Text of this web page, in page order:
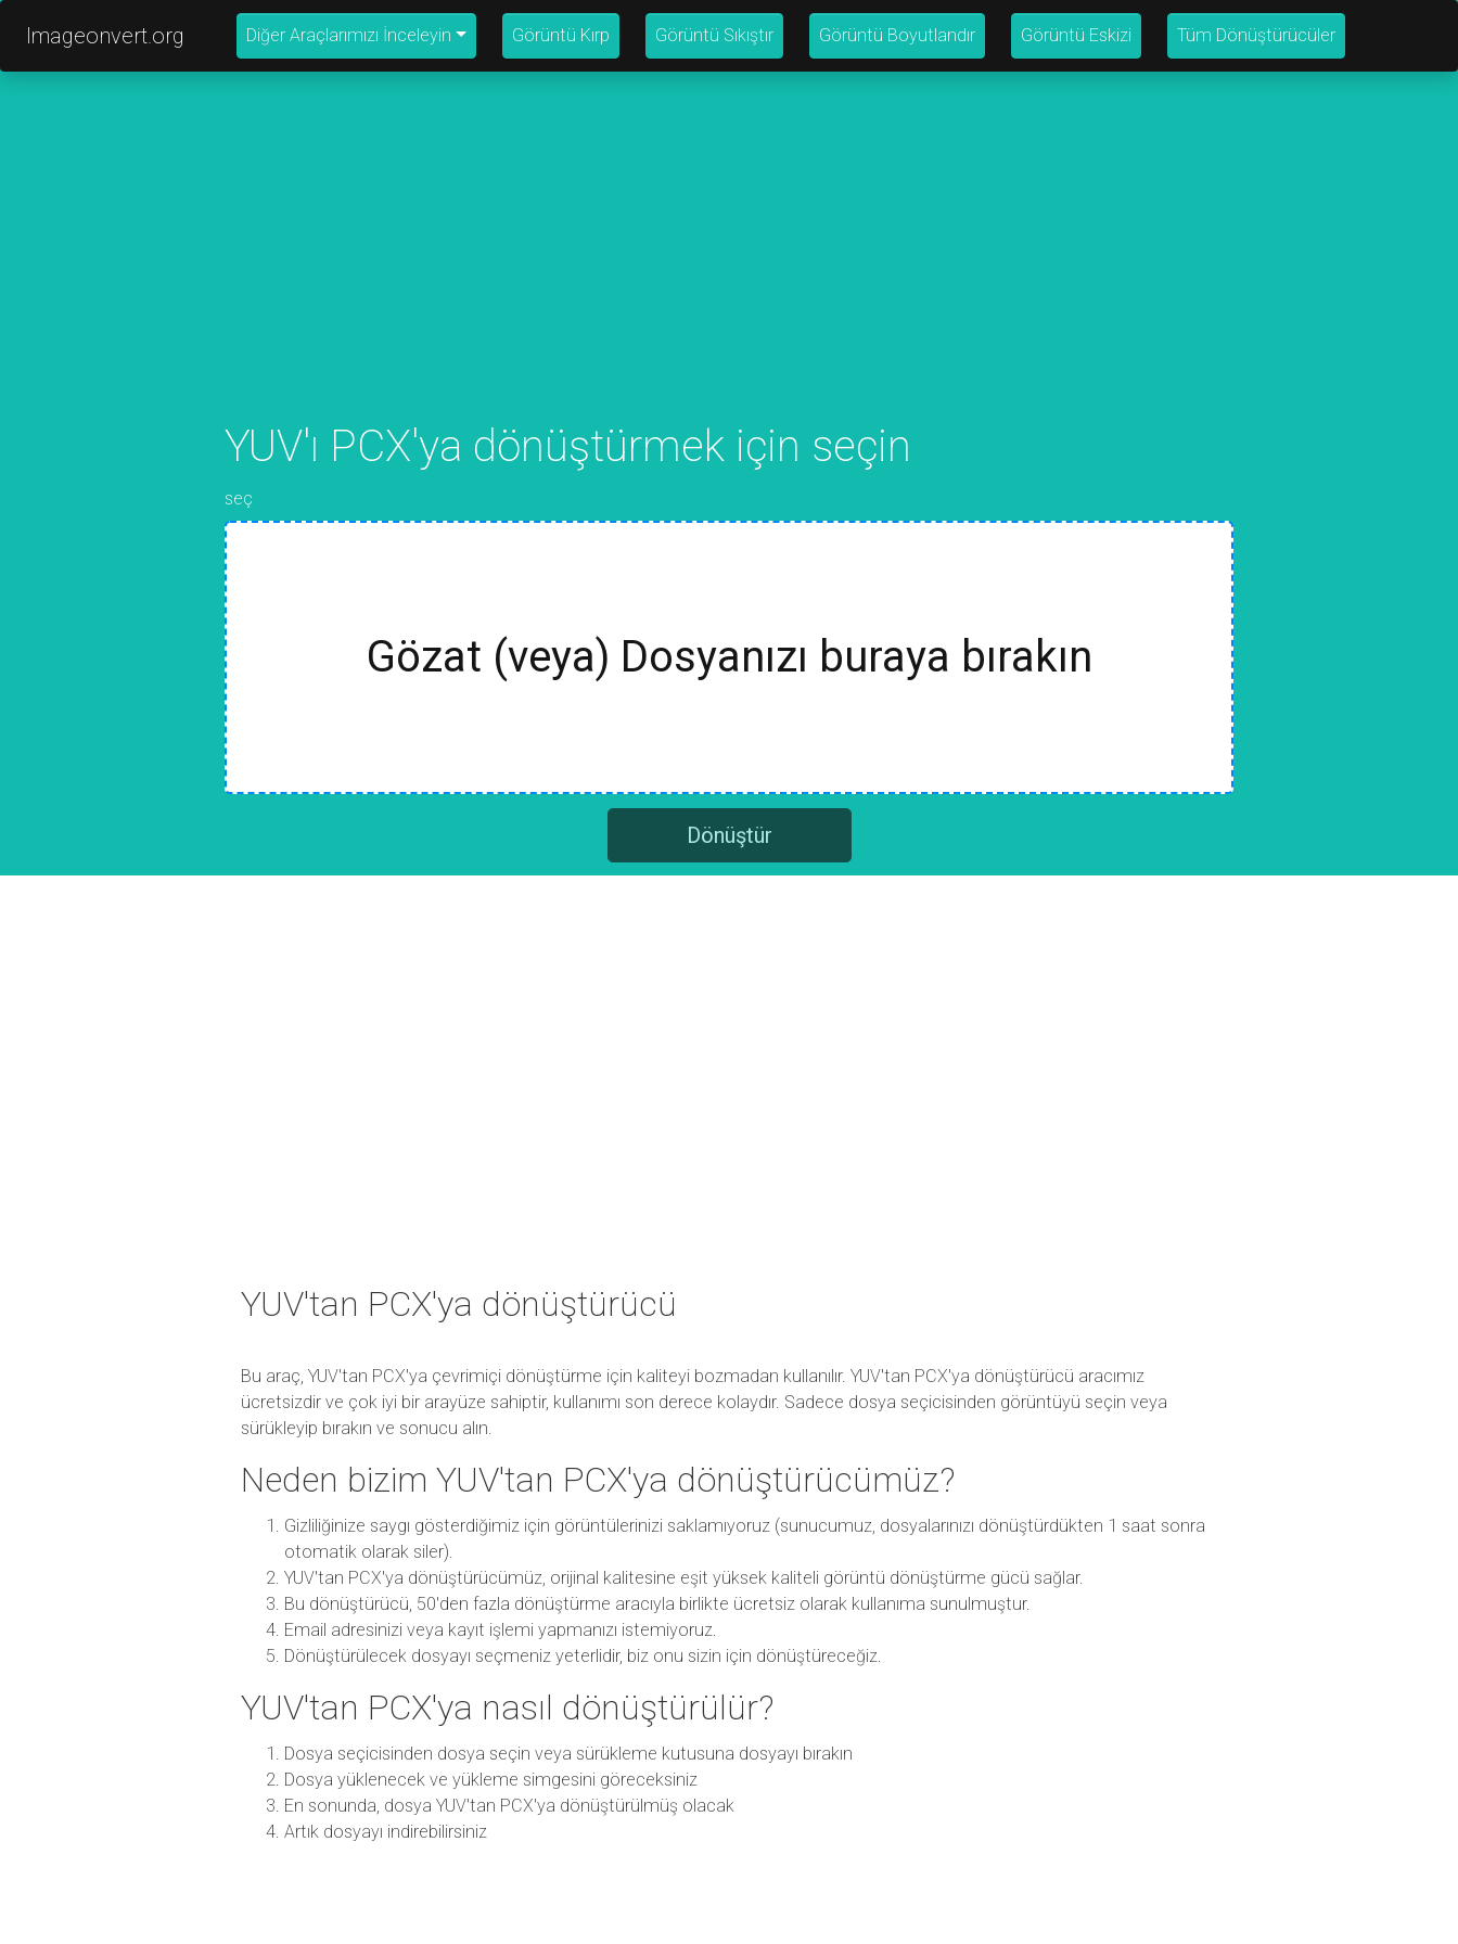
Imageonvert.org Diğer Araçlarımızı İnceleyin Görüntü Kırp Görüntü Sıkıştır Görüntü Boyutlandır Görüntü Eskizi Tüm Dönüştürücüler
YUV'ı PCX'ya dönüştürmek için seçin
seç
Gözat (veya) Dosyanızı buraya bırakın
Dönüştür
YUV'tan PCX'ya dönüştürücü
Bu araç, YUV'tan PCX'ya çevrimiçi dönüştürme için kaliteyi bozmadan kullanılır. YUV'tan PCX'ya dönüştürücü aracımız
ücretsizdir ve çok iyi bir arayüze sahiptir, kullanımı son derece kolaydır. Sadece dosya seçicisinden görüntüyü seçin veya
sürükleyip bırakın ve sonucu alın.
Neden bizim YUV'tan PCX'ya dönüştürücümüz?
Gizliliğinize saygı gösterdiğimiz için görüntülerinizi saklamıyoruz (sunucumuz, dosyalarınızı dönüştürdükten 1 saat sonra
otomatik olarak siler).
YUV'tan PCX'ya dönüştürücümüz, orijinal kalitesine eşit yüksek kaliteli görüntü dönüştürme gücü sağlar.
Bu dönüştürücü, 50'den fazla dönüştürme aracıyla birlikte ücretsiz olarak kullanıma sunulmuştur.
Email adresinizi veya kayıt işlemi yapmanızı istemiyoruz.
Dönüştürülecek dosyayı seçmeniz yeterlidir, biz onu sizin için dönüştüreceğiz.
YUV'tan PCX'ya nasıl dönüştürülür?
Dosya seçicisinden dosya seçin veya sürükleme kutusuna dosyayı bırakın
Dosya yüklenecek ve yükleme simgesini göreceksiniz
En sonunda, dosya YUV'tan PCX'ya dönüştürülmüş olacak
Artık dosyayı indirebilirsiniz